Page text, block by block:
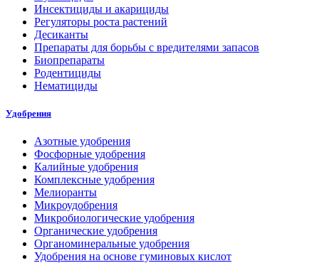
Инсектициды и акарициды
Регуляторы роста растений
Десиканты
Препараты для борьбы с вредителями запасов
Биопрепараты
Родентициды
Нематициды
Удобрения
Азотные удобрения
Фосфорные удобрения
Калийные удобрения
Комплексные удобрения
Мелиоранты
Микроудобрения
Микробиологические удобрения
Органические удобрения
Органоминеральные удобрения
Удобрения на основе гуминовых кислот